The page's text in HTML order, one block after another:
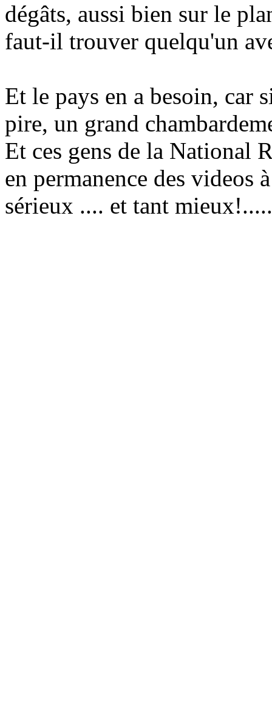
dégâts, aussi bien sur le
faut-il trouver quelqu'un
Et le pays en a besoin, car
pire, un grand
Et ces gens de la National
en permanence des videos
sérieux .... et tant mieux!.....